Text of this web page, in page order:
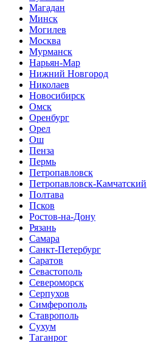
Магадан
Минск
Могилев
Москва
Мурманск
Нарьян-Мар
Нижний Новгород
Николаев
Новосибирск
Омск
Оренбург
Орел
Ош
Пенза
Пермь
Петропавловск
Петропавловск-Камчатский
Полтава
Псков
Ростов-на-Дону
Рязань
Самара
Санкт-Петербург
Саратов
Севастополь
Североморск
Серпухов
Симферополь
Ставрополь
Сухум
Таганрог